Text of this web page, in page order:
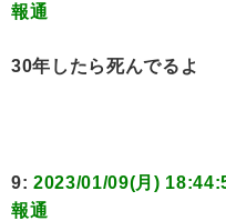
報通
30年したら死んでるよ
9: 2023/01/09(月)
報通